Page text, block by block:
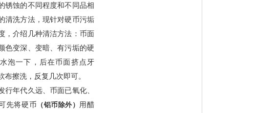
锈蚀的不同程度和不同品相
清洗方法，现针对硬币污垢
，介绍几种清洁方法：币面
色变深、变暗、有污垢的硬
泡一下，后在币面挤点牙
布擦洗，反复几次即可。
行年代久远、币面已氧化、
先将硬币 （铝币除外） 用醋